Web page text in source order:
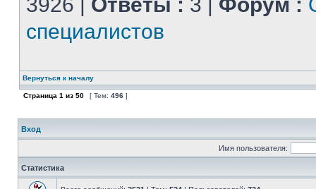
специалистов
Вернуться к началу
Страница 1 из 50 [ Тем: 496 ]
Вход
Имя пользователя:
Статистика